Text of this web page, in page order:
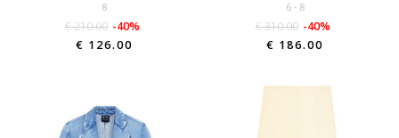
8
€ 210.00 -40%
€ 126.00
6 8
€ 310.00 -40%
€ 186.00